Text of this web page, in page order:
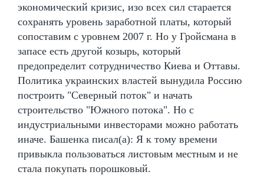
экономический кризис, изо всех сил старается
сохранять уровень заработной платы, который
сопоставим с уровнем 2007 г. Но у Гройсмана в
запасе есть другой козырь, который
предопределит сотрудничество Киева и Оттавы.
Политика украинских властей вынудила Россию
построить "Северный поток" и начать
строительство "Южного потока". Но с
индустриальными инвесторами можно работать
иначе. Башенка писал(а): Я к тому времени
привыкла пользоваться листовым местным и не
стала покупать порошковый.